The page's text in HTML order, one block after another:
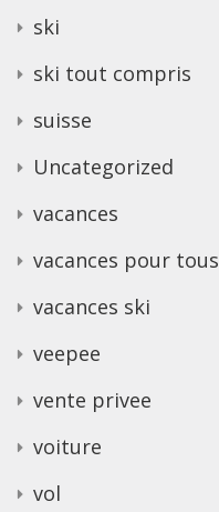
ski
ski tout compris
suisse
Uncategorized
vacances
vacances pour tous
vacances ski
veepee
vente privee
voiture
vol